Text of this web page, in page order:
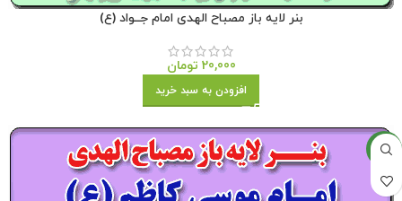
بنر لایه باز مصباح الهدی امام جــواد (ع)
20,000 تومان
افزودن به سبد خرید
جدید